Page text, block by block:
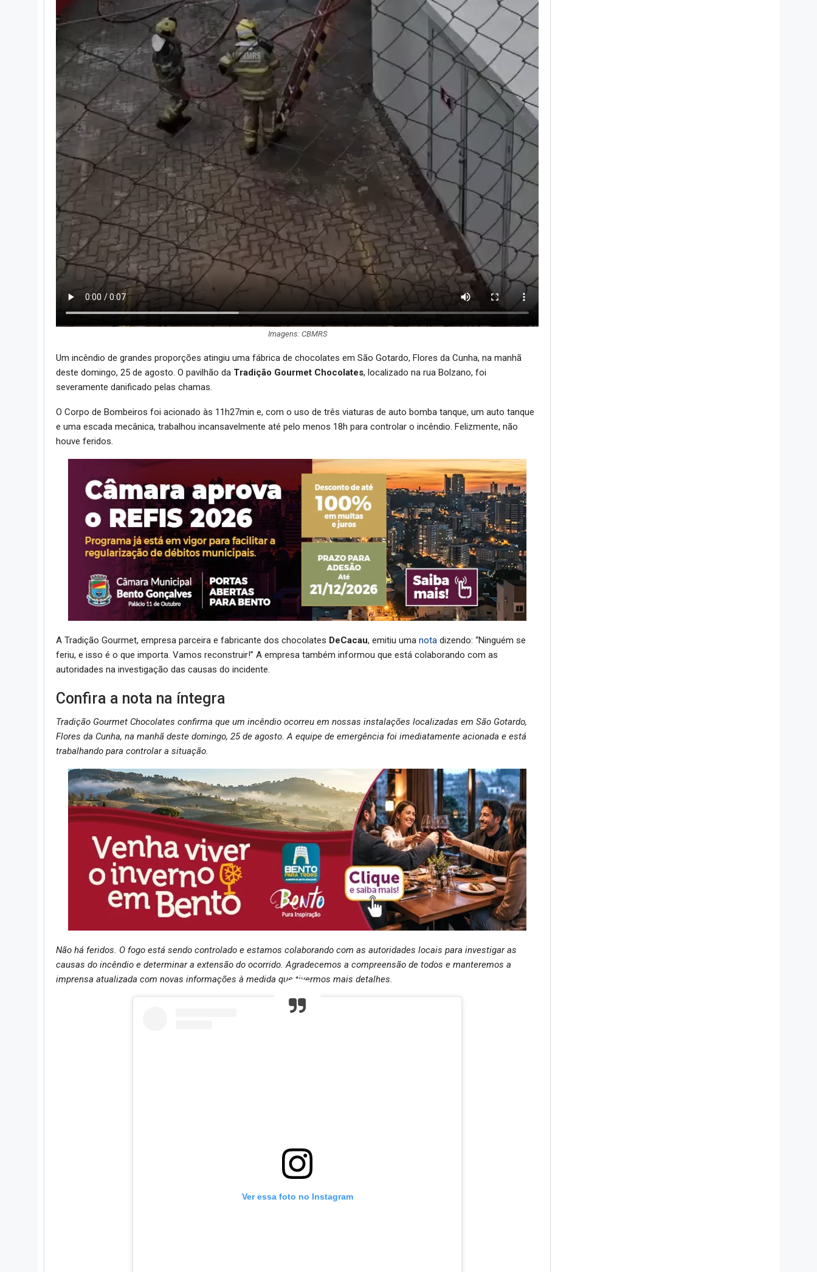
Imagens: CBMRS
Um incêndio de grandes proporções atingiu uma fábrica de chocolates em São Gotardo, Flores da Cunha, na manhã
deste domingo, 25 de agosto. O pavilhão da Tradição Gourmet Chocolates, localizado na rua Bolzano, foi
severamente danificado pelas chamas.
O Corpo de Bombeiros foi acionado às 11h27min e, com o uso de três viaturas de auto bomba tanque, um auto tanque
e uma escada mecânica, trabalhou incansavelmente até pelo menos 18h para controlar o incêndio. Felizmente, não
houve feridos.
A Tradição Gourmet, empresa parceira e fabricante dos chocolates DeCacau, emitiu uma nota dizendo: “Ninguém se
feriu, e isso é o que importa. Vamos reconstruir!” A empresa também informou que está colaborando com as
autoridades na investigação das causas do incidente.
Confira a nota na íntegra
Tradição Gourmet Chocolates confirma que um incêndio ocorreu em nossas instalações localizadas em São Gotardo,
Flores da Cunha, na manhã deste domingo, 25 de agosto. A equipe de emergência foi imediatamente acionada e está
trabalhando para controlar a situação.
Não há feridos. O fogo está sendo controlado e estamos colaborando com as autoridades locais para investigar as
causas do incêndio e determinar a extensão do ocorrido. Agradecemos a compreensão de todos e manteremos a
imprensa atualizada com novas informações à medida que tivermos mais detalhes.
Ver essa foto no Instagram